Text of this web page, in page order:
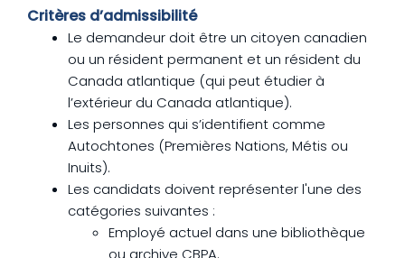
Critères d’admissibilité
Le demandeur doit être un citoyen canadien
ou un résident permanent et un résident du
Canada atlantique (qui peut étudier à
l’extérieur du Canada atlantique).
Les personnes qui s’identifient comme
Autochtones (Premières Nations, Métis ou
Inuits).
Les candidats doivent représenter l'une des
catégories suivantes :
Employé actuel dans une bibliothèque
ou archive CBPA.